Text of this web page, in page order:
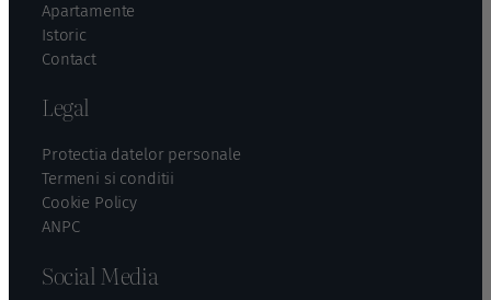
Apartamente
Istoric
Contact
Legal
Protectia datelor personale
Termeni si conditii
Cookie Policy
ANPC
Social Media